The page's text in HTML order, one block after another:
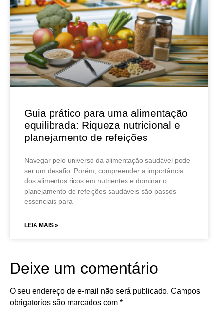
Guia prático para uma alimentação
equilibrada: Riqueza nutricional e
planejamento de refeições
Navegar pelo universo da alimentação saudável pode
ser um desafio. Porém, compreender a importância
dos alimentos ricos em nutrientes e dominar o
planejamento de refeições saudáveis são passos
essenciais para
LEIA MAIS »
Deixe um comentário
O seu endereço de e-mail não será publicado. Campos
obrigatórios são marcados com *